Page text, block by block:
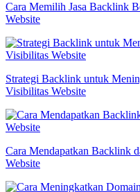
Cara Memilih Jasa Backlink
Website
Strategi Backlink untuk
Visibilitas Website
Cara Mendapatkan Backlink
Website